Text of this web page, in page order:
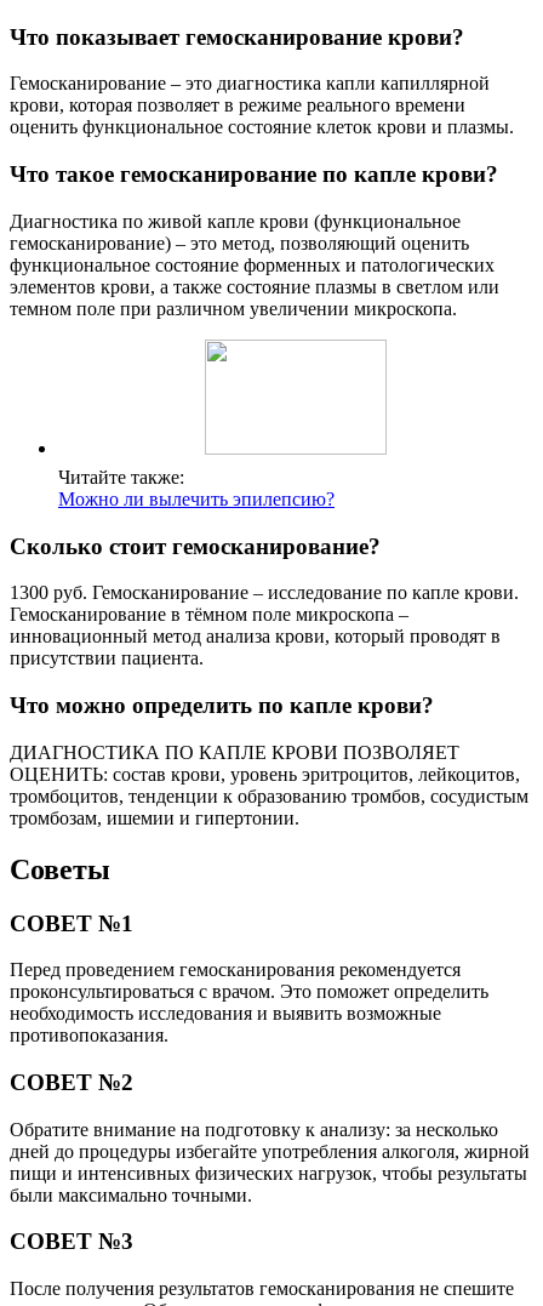
Что показывает гемосканирование крови?
Гемосканирование – это диагностика капли капиллярной
крови, которая позволяет в режиме реального времени
оценить функциональное состояние клеток крови и плазмы.
Что такое гемосканирование по капле крови?
Диагностика по живой капле крови (функциональное
гемосканирование) – это метод, позволяющий оценить
функциональное состояние форменных и патологических
элементов крови, а также состояние плазмы в светлом или
темном поле при различном увеличении микроскопа.
Читайте также:
Можно ли вылечить эпилепсию?
Сколько стоит гемосканирование?
1300 руб. Гемосканирование – исследование по капле крови.
Гемосканирование в тёмном поле микроскопа –
инновационный метод анализа крови, который проводят в
присутствии пациента.
Что можно определить по капле крови?
ДИАГНОСТИКА ПО КАПЛЕ КРОВИ ПОЗВОЛЯЕТ
ОЦЕНИТЬ: состав крови, уровень эритроцитов, лейкоцитов,
тромбоцитов, тенденции к образованию тромбов, сосудистым
тромбозам, ишемии и гипертонии.
Советы
СОВЕТ №1
Перед проведением гемосканирования рекомендуется
проконсультироваться с врачом. Это поможет определить
необходимость исследования и выявить возможные
противопоказания.
СОВЕТ №2
Обратите внимание на подготовку к анализу: за несколько
дней до процедуры избегайте употребления алкоголя, жирной
пищи и интенсивных физических нагрузок, чтобы результаты
были максимально точными.
СОВЕТ №3
После получения результатов гемосканирования не спешите